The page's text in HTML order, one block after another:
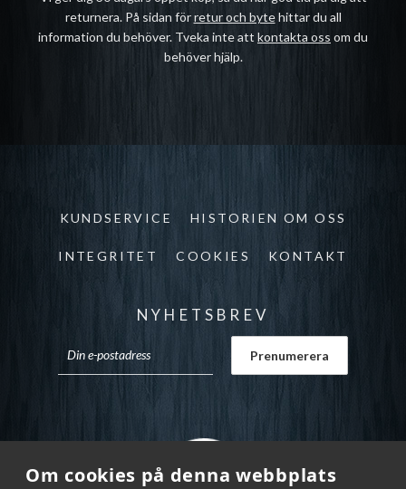
Om cookies på denna webbplats
returnera. På sidan förretur och bytehittar du all
information du behöver. Tveka inte att kontakta oss om du
behöver hjälp.
KUNDSERVICE HISTORIEN OM OSS
INTEGRITET COOKIES KONTAKT
NYHETSBREV